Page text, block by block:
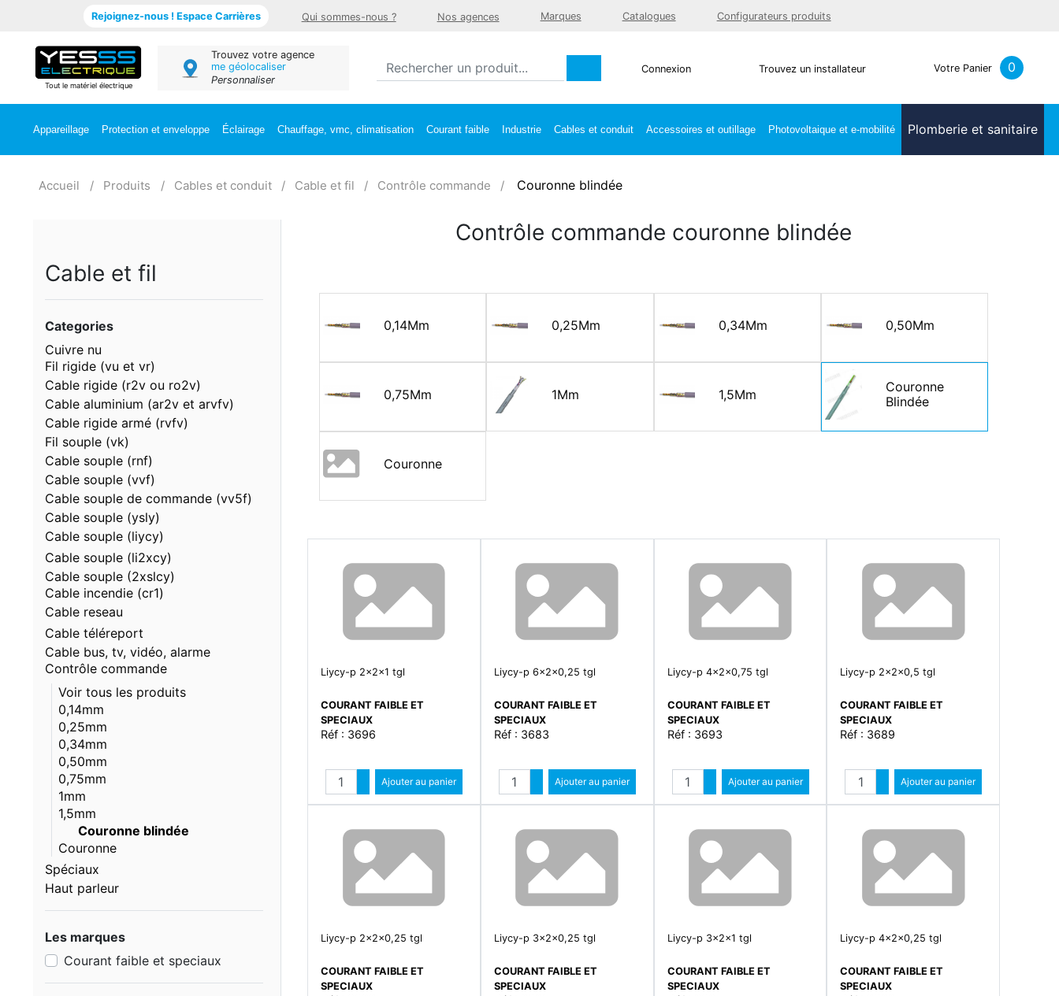
Rejoignez-nous ! Espace Carrières Qui sommes-nous ? Nos agences Marques Catalogues Configurateurs produits
Tout le matériel électrique
Trouvez votre agence
me géolocaliser
Personnaliser
Connexion Trouvez un installateur Votre Panier 0
Appareillage Protection et enveloppe Éclairage Chauffage, vmc, climatisation Courant faible Industrie Cables et conduit Accessoires et outillage Photovoltaique et e-mobilité Plomberie et sanitaire
Accueil Produits Cables et conduit Cable et fil Contrôle commande Couronne blindée
Cable et fil
Categories
Cuivre nu
Fil rigide (vu et vr)
Cable rigide (r2v ou ro2v)
Cable aluminium (ar2v et arvfv)
Cable rigide armé (rvfv)
Fil souple (vk)
Cable souple (rnf)
Cable souple (vvf)
Cable souple de commande (vv5f)
Cable souple (ysly)
Cable souple (liycy)
Cable souple (li2xcy)
Cable souple (2xslcy)
Cable incendie (cr1)
Cable reseau
Cable téléreport
Cable bus, tv, vidéo, alarme
Contrôle commande
Voir tous les produits
0,14mm
0,25mm
0,34mm
0,50mm
0,75mm
1mm
1,5mm
Couronne blindée
Couronne
Spéciaux
Haut parleur
Les marques
Courant faible et speciaux
Contrôle commande couronne blindée
0,14Mm 0,25Mm 0,34Mm 0,50Mm
0,75Mm 1Mm 1,5Mm
Couronne
Blindée
Couronne
Liycy-p 2x2x1 tgl
COURANT FAIBLE ET
SPECIAUX
Réf : 3696
Quantité
Augmenter quantité
Diminuer quantité
Ajouter au panier
Liycy-p 6x2x0,25 tgl
COURANT FAIBLE ET
SPECIAUX
Réf : 3683
Quantité
Augmenter quantité
Diminuer quantité
Ajouter au panier
Liycy-p 4x2x0,75 tgl
COURANT FAIBLE ET
SPECIAUX
Réf : 3693
Quantité
Augmenter quantité
Diminuer quantité
Ajouter au panier
Liycy-p 2x2x0,5 tgl
COURANT FAIBLE ET
SPECIAUX
Réf : 3689
Quantité
Augmenter quantité
Diminuer quantité
Ajouter au panier
Liycy-p 2x2x0,25 tgl
COURANT FAIBLE ET
SPECIAUX
Liycy-p 3x2x0,25 tgl
COURANT FAIBLE ET
SPECIAUX
Liycy-p 3x2x1 tgl
COURANT FAIBLE ET
SPECIAUX
Liycy-p 4x2x0,25 tgl
COURANT FAIBLE ET
SPECIAUX